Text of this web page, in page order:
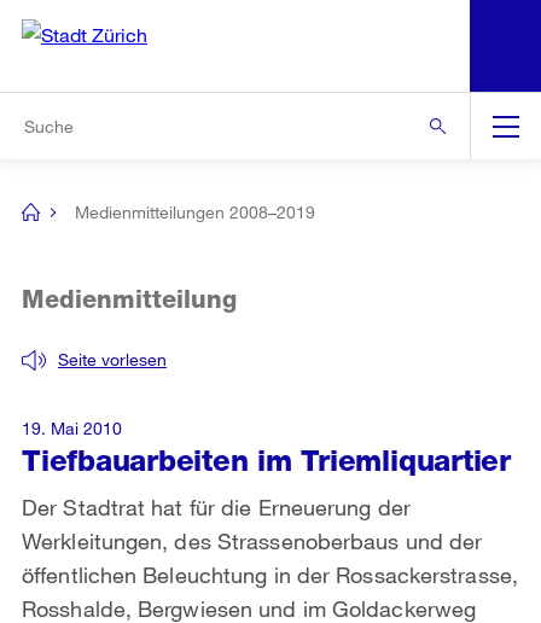
Navigation
[no
Medienmitteilungen 2008–2019
Tiefbauarbeiten im Triemliquartier
Seite vorlesen
Medienmitteilung
Der Stadtrat hat für die Erneuerung der
Werkleitungen, des Strassenoberbaus und der
öffentlichen Beleuchtung in der Rossackerstrasse,
Rosshalde, Bergwiesen und im Goldackerweg
19. Mai 2010